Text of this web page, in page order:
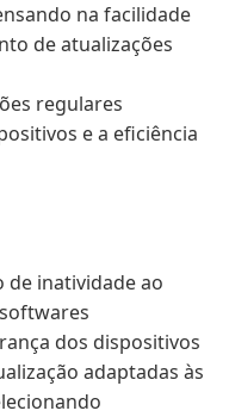
na facilidade
de atualizações
regulares
e a eficiência
de inatividade ao
dos dispositivos
adaptadas às